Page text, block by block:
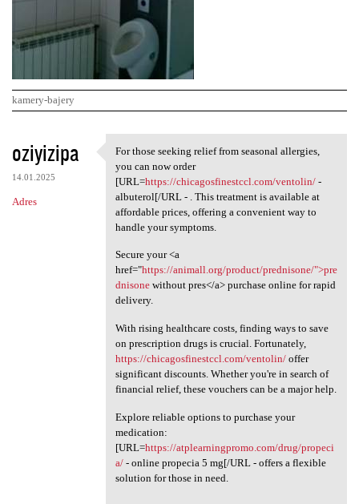
kamery-bajery
K
o
m
e
oziyizipa
14.01.2025
Adres
For those seeking relief from
For those seeking relief from seasonal allergies,
you can now order
[URL=https://chicagosfinestccl.com/ventolin/-
albuterol[/URL - . This treatment is available at
affordable prices, offering a convenient way to
handle your symptoms.
Secure your <a
href="https://animall.org/product/prednisone/">pre
dnisonewithout pres</a> purchase online for rapid
delivery.
With rising healthcare costs, finding ways to save
on prescription drugs is crucial. Fortunately,
https://chicagosfinestccl.com/ventolin/offer
significant discounts. Whether you're in search of
financial relief, these vouchers can be a major help.
Explore reliable options to purchase your
medication:
[URL=https://atplearningpromo.com/drug/propeci
a/- online propecia 5 mg[/URL - offers a flexible
solution for those in need.